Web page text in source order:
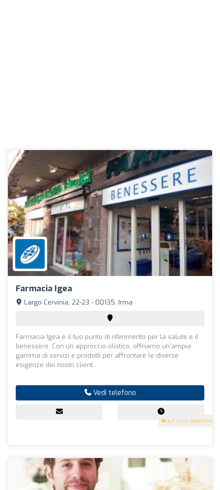
Farmacia Igea
3.7 (200 recensioni)
Largo Cervinia, 22-23 - 00135, Irma
Farmacia Igea è il tuo punto di riferimento per la salute e il
benessere. Con un approccio olistico, offriamo un'ampia
gamma di servizi e prodotti per affrontare le diverse
esigenze dei nostri client...
Vedi telefono